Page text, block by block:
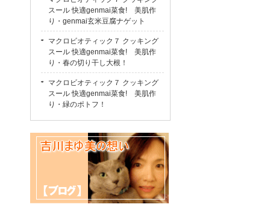
スール 快適genmai菜食! 美肌作
り・genmai玄米豆腐ナゲット
マクロビオティック７ クッキング
スール 快適genmai菜食! 美肌作
り・春の切り干し大根！
マクロビオティック７ クッキング
スール 快適genmai菜食! 美肌作
り・緑のポトフ！